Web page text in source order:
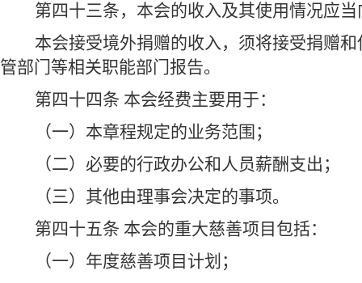
第四十三条，本会的收入及其使用情况应
本会接受境外捐赠的收入，须将接受捐赠
管部门等相关职能部门报告。
第四十四条 本会经费主要用于：
（一）本章程规定的业务范围；
（二）必要的行政办公和人员薪酬支出；
（三）其他由理事会决定的事项。
第四十五条 本会的重大慈善项目包括：
（一）年度慈善项目计划；